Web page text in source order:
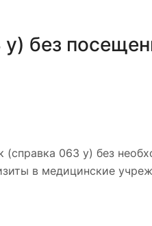
без
063 у) без
в медицинские